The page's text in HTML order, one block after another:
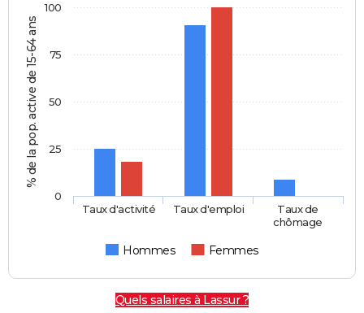
% de la pop. active de 15-64 ans
Hommes Femmes
Taux d'activité Taux d'emploi
Taux de
chômage
0
25
50
75
100
Quels salaires à Lassur ?